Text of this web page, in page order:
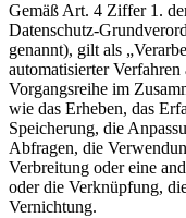
Gemäß Art. 4 Ziffer 1.
Datenschutz-
genannt), gilt als
automatisierter
Vorgangsreihe im
wie das Erheben, das
Speicherung, die
Abfragen, die
Verbreitung oder eine
oder die Verknüpfung,
Vernichtung.